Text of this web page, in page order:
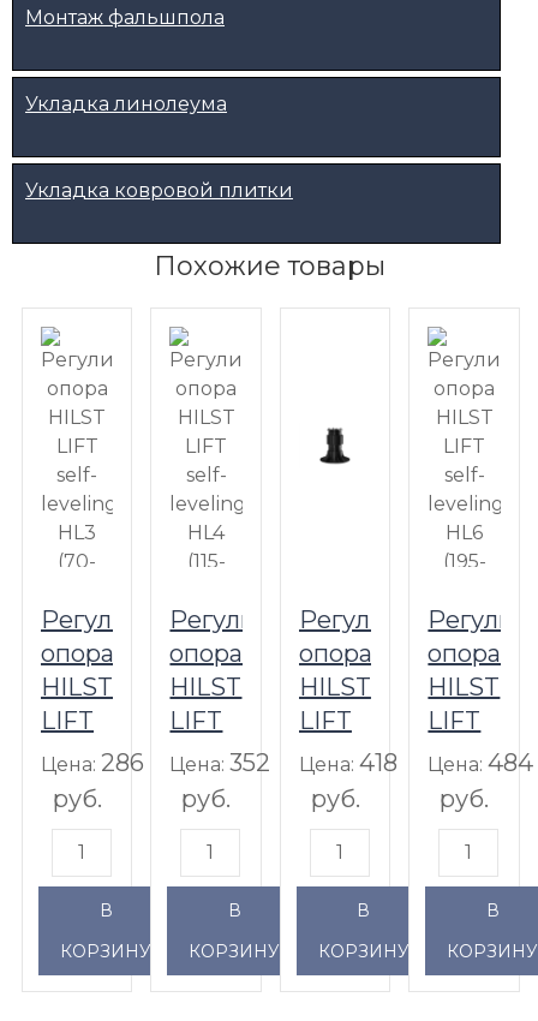
Монтаж фальшпола
Укладка линолеума
Укладка ковровой плитки
Похожие товары
Регулируемая
опора
HILST
LIFT
self-
leveling
HL3
(70-
120мм)
Цена: 286
руб.
В
КОРЗИНУ
Регулируемая
опора
HILST
LIFT
self-
leveling
HL4
(115-
155мм)
Цена:352
руб.
В
КОРЗИНУ
Регулируемая
опора
HILST
LIFT
self-
leveling
HL5
(155-
250мм)
Цена: 418
руб.
В
КОРЗИНУ
опора
HILST
LIFT
self-
leveling
HL6
(195-
300мм)
Цена:484
руб.
В
КОРЗИНУ